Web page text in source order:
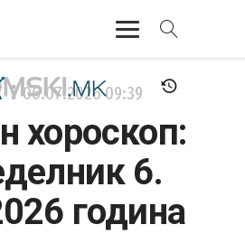
06.07.202609:39
хороскоп:
6.
година